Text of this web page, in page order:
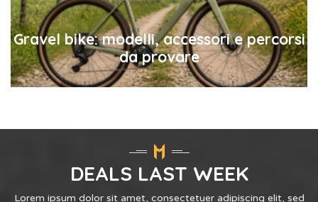
Gravel bike: modelli, accessori e percorsi
da provare
interessanti del ciclismo moderno: versatile, comoda su
asfalto e sterrato leggero,
DEALS LAST WEEK
Lorem ipsum dolor sit amet, consectetuer adipiscing elit, sed